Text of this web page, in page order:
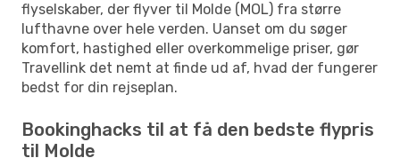
flyselskaber, der flyver til Molde (MOL) fra større
lufthavne over hele verden. Uanset om du søger
komfort, hastighed eller overkommelige priser, gør
Travellink det nemt at finde ud af, hvad der fungerer
bedst for din rejseplan.
Bookinghacks til at få den bedste flypris
til Molde